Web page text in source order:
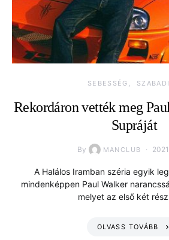
SEBESSÉG
Rekordáron vették meg
Supráját
By MANCLUB
A Halálos Iramban széria egyik
mindenképpen Paul Walker
melyet az első két
OLVASS TOVÁBB